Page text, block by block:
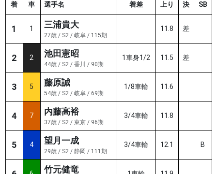
着 車 選手名 着差 上り 決 SB
1 1 三浦貴大
27歳 / S2 / 岐阜 / 115期
11.8 差
2 2 池田憲昭
44歳 / S2 / 香川 / 90期
1車身1/2 11.5 差
3 5 藤原誠
54歳 / S2 / 岐阜 / 69期
1/8車輪 11.6
4 7 内藤高裕
37歳 / S2 / 東京 / 96期
3/4車輪 11.8
5 4 望月一成
29歳 / S2 / 静岡 / 111期
3/4車輪 12.1 B
竹元健竜